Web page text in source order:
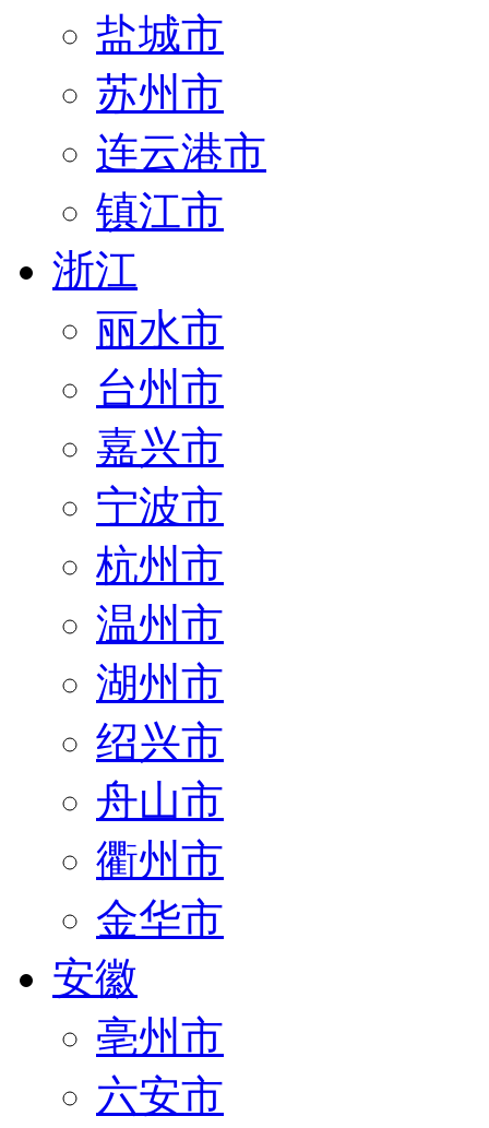
盐城市
苏州市
连云港市
镇江市
浙江
丽水市
台州市
嘉兴市
宁波市
杭州市
温州市
湖州市
绍兴市
舟山市
衢州市
金华市
安徽
亳州市
六安市